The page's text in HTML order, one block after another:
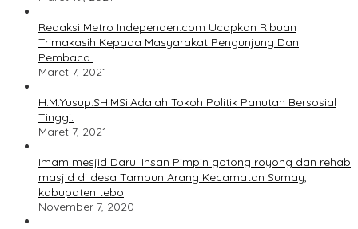
Redaksi Metro Independen.com Ucapkan Ribuan
Trimakasih Kepada Masyarakat Pengunjung Dan
Pembaca.
Maret 7, 2021
H.M.Yusup.SH.MSi.Adalah Tokoh Politik Panutan Bersosial
Tinggi.
Maret 7, 2021
Imam mesjid Darul Ihsan Pimpin gotong royong dan rehab
masjid di desa Tambun Arang Kecamatan Sumay,
kabupaten tebo
November 7, 2020